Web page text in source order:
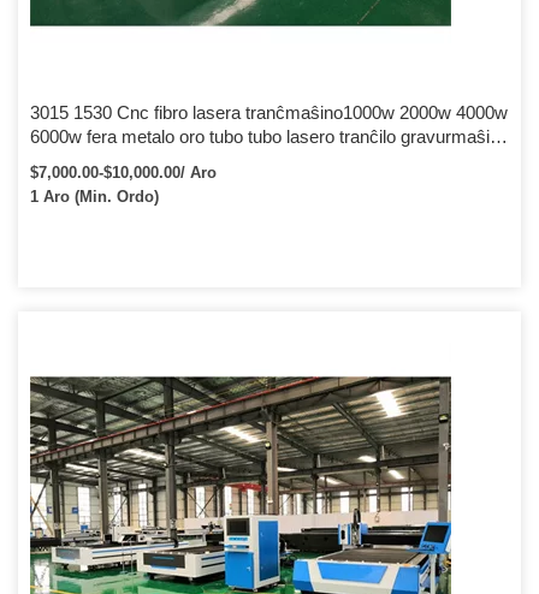
3015 1530 Cnc fibro lasera tranĉmaŝino1000w 2000w 4000w
6000w fera metalo oro tubo tubo lasero tranĉilo gravurmaŝino
prezo
$7,000.00-$10,000.00/ Aro
1 Aro (Min. Ordo)